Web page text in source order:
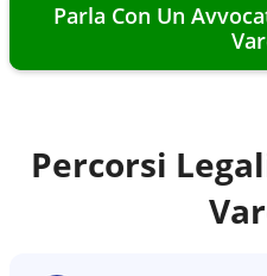
Parla Con Un
Percorsi